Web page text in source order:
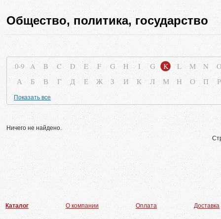
Общество, политика, государство
0-9 A B C D E F G H I G K L M N
А
Б В Г Д Е Ж З И К Л М Н О П Р
Показать все
Ничего не найдено.
Каталог О компании Оплата Доставка